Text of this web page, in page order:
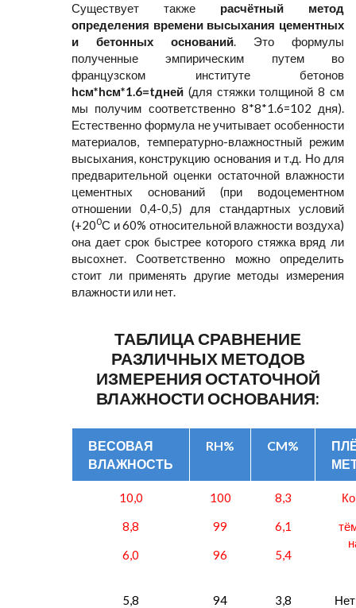
Существует также расчётный метод
определения времени высыхания цементных
и бетонных оснований. Это формулы
полученные эмпирическим путем во
французском институте бетонов
hсм*hсм*1.6=tдней (для стяжки толщиной 8 см
мы получим соответственно 8*8*1.6=102 дня).
Естественно формула не учитывает особенности
материалов, температурно-влажностный режим
высыхания, конструкцию основания и т.д. Но для
предварительной оценки остаточной влажности
цементных оснований (при водоцементном
отношении 0,4-0,5) для стандартных условий
(+200С и 60% относительной влажности воздуха)
она дает срок быстрее которого стяжка вряд ли
высохнет. Соответственно можно определить
стоит ли применять другие методы измерения
влажности или нет.
ТАБЛИЦА СРАВНЕНИЕ
РАЗЛИЧНЫХ МЕТОДОВ
ИЗМЕРЕНИЯ ОСТАТОЧНОЙ
ВЛАЖНОСТИ ОСНОВАНИЯ:
ВЕСОВАЯ
ВЛАЖНОСТЬ
RH% CM%
10,0
8,8
6,0
100
99
96
8,3
6,1
5,4
5,8
94
3,8